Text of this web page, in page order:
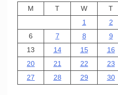
M
T W T
1
2
6
7 8 9
13
14 15 16
20
21 22 23
27
28 29 30